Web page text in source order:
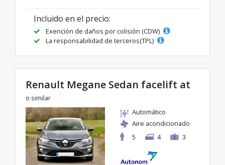
Incluido en el precio:
Exención de daños por colisión (CDW)
La responsabilidad de terceros(TPL)
Renault Megane Sedan facelift at
o similar
Automático
Aire acondicionado
5
4 3